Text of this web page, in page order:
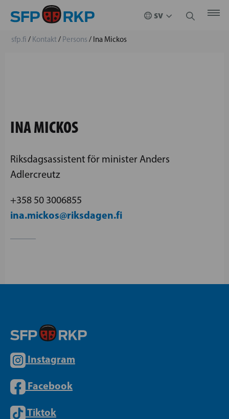
sfp.fi / Kontakt/ Persons / Ina Mickos
INA MICKOS
Riksdagsassistent för minister Anders
Adlercreutz
‪+358 50 3006855‬
ina.mickos@riksdagen.fi
Instagram
Facebook
Tiktok